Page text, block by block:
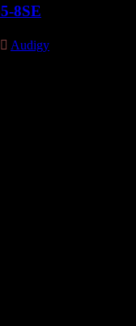
8SE
Audigy